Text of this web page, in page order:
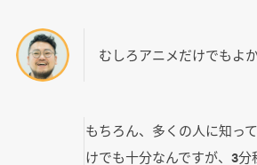
むしろアニメだけでもよ
もちろん、多くの人に知っ
けでも十分なんですが、3分